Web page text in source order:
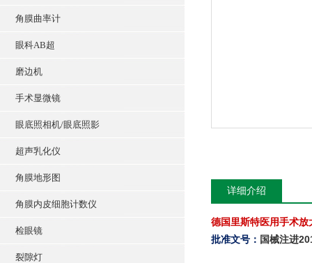
角膜曲率计
眼科AB超
磨边机
手术显微镜
眼底照相机/眼底照影
超声乳化仪
角膜地形图
角膜内皮细胞计数仪
检眼镜
裂隙灯
详细介绍
德国里斯特医用手术放
批准文号： 国械注进